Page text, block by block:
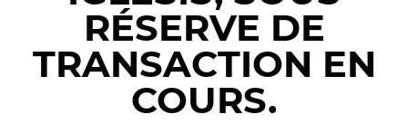
RÉSERVE DE
TRANSACTION EN
COURS.